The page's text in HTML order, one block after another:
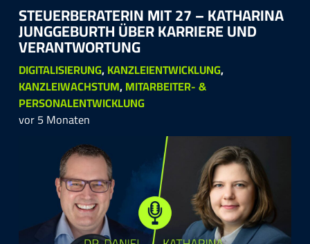
STEU­ER­BE­RA­TE­RIN MIT 27 – KA­THA­RI­NA
JUNG­GE­BU­RTH ÜBER KAR­RIE­RE UND
VER­ANT­WOR­TUNG
DIGITALISIERUNG,KANZLEIENTWICKLUNG,
KANZLEIWACHSTUM,MITARBEITER- &
PERSONALENTWICKLUNG
vor 5 Monaten